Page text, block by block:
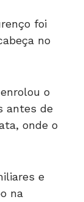
foi
no
o
antes de
onde o
e
na